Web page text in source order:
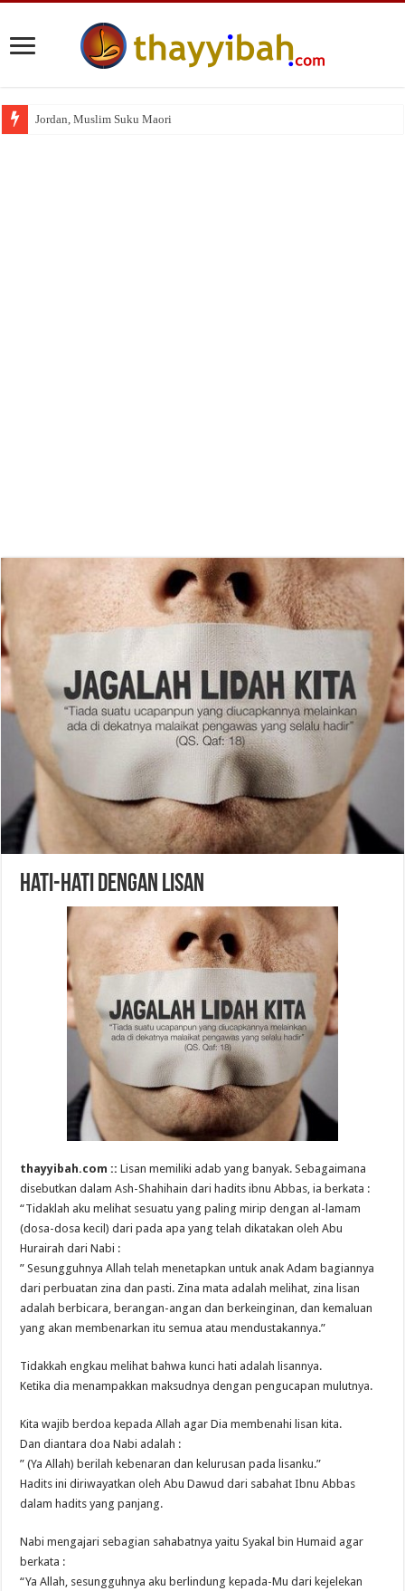
Jordan, Muslim Suku Maori
Hati-hati dengan Lisan
thayyibah.com ::Lisan memiliki adab yang banyak. Sebagaimana
disebutkan dalam Ash-Shahihain dari hadits ibnu Abbas, ia berkata :
“Tidaklah aku melihat sesuatu yang paling mirip dengan al-lamam
(dosa-dosa kecil) dari pada apa yang telah dikatakan oleh Abu
Hurairah dari Nabi :
” Sesungguhnya Allah telah menetapkan untuk anak Adam bagiannya
dari perbuatan zina dan pasti. Zina mata adalah melihat, zina lisan
adalah berbicara, berangan-angan dan berkeinginan, dan kemaluan
yang akan membenarkan itu semua atau mendustakannya.”
Tidakkah engkau melihat bahwa kunci hati adalah lisannya.
Ketika dia menampakkan maksudnya dengan pengucapan mulutnya.
Kita wajib berdoa kepada Allah agar Dia membenahi lisan kita.
Dan diantara doa Nabi adalah :
” (Ya Allah) berilah kebenaran dan kelurusan pada lisanku.”
Hadits ini diriwayatkan oleh Abu Dawud dari sabahat Ibnu Abbas
dalam hadits yang panjang.
Nabi mengajari sebagian sahabatnya yaitu Syakal bin Humaid agar
berkata :
“Ya Allah, sesungguhnya aku berlindung kepada-Mu dari kejelekan